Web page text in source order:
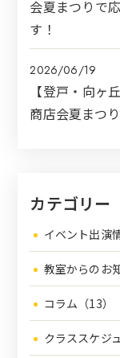
会夏まつりで
す！
2026/06/19
【登戸・向ヶ
商店会夏まつ
カテゴリー
イベント出演
教室からのお
コラム（13）
クラススケジ